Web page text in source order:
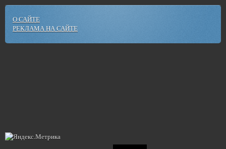
О САЙТЕ
РЕКЛАМА НА САЙТЕ